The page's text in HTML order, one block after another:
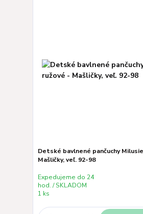
Detské bavlnené pančuchy
Mašličky, veľ. 92-98
Expedujeme do 24
hod. / SKLADOM
1 ks